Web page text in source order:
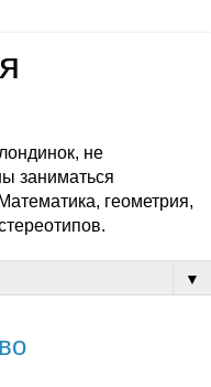
не
заниматься
геометрия,
▼